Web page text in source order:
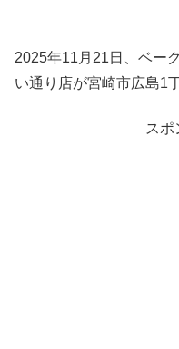
2025年11月21日、ベー
い通り店が宮崎市広島1
スポ